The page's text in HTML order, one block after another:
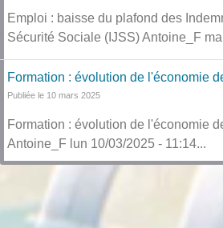
Emploi : baisse du plafond des
Sécurité Sociale (IJSS) Antoine_F
Formation : évolution de l'économie
Publiée le 10 mars 2025
Formation : évolution de l'économie
Antoine_F lun 10/03/2025 - 11:14...